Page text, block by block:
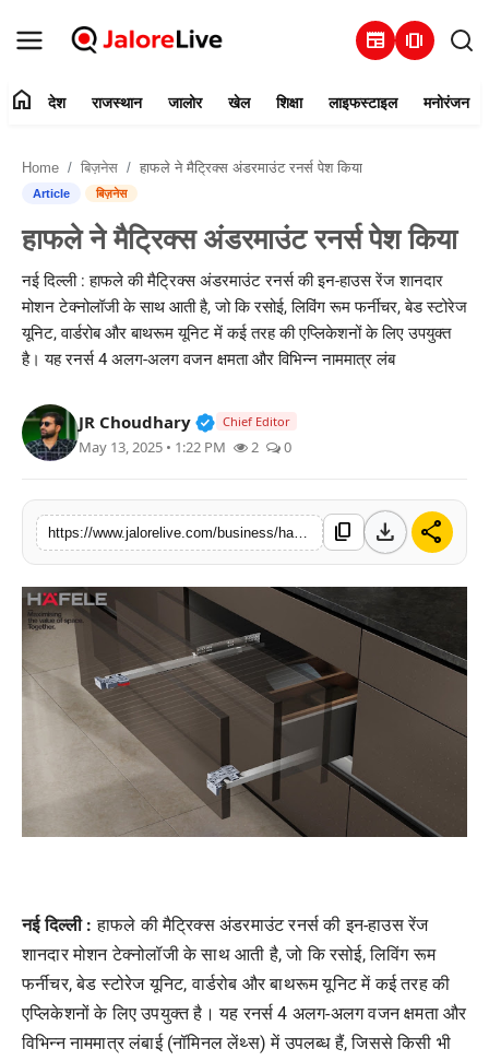
newspaper amp_stories
संपर्क करें
देश
राजस्थान
जालोर
खेल
शिक्षा
लाइफस्टाइल
मनोरंजन
तकनीक
विशेष
home देश राजस्थान जालोर खेल शिक्षा लाइफस्टाइल मनोरंजन
Home बिज़नेस हाफले ने मैट्रिक्स अंडरमाउंट रनर्स पेश किया
Article बिज़नेस
हाफले ने मैट्रिक्स अंडरमाउंट रनर्स पेश किया
नई दिल्ली : हाफले की मैट्रिक्स अंडरमाउंट रनर्स की इन-हाउस रेंज शानदार
मोशन टेक्नोलॉजी के साथ आती है, जो कि रसोई, लिविंग रूम फर्नीचर, बेड स्टोरेज
यूनिट, वार्डरोब और बाथरूम यूनिट में कई तरह की एप्लिकेशनों के लिए उपयुक्त
है। यह रनर्स 4 अलग-अलग वजन क्षमता और विभिन्न नाममात्र लंब
JR Choudhary Verified Public Figure • 30 Mar,
Chief Editor
May 13, 2025 • 1:22 PM 2 0
content_copy download share
नई दिल्ली : हाफले की मैट्रिक्स अंडरमाउंट रनर्स की इन-हाउस रेंज
शानदार मोशन टेक्नोलॉजी के साथ आती है, जो कि रसोई, लिविंग रूम
फर्नीचर, बेड स्टोरेज यूनिट, वार्डरोब और बाथरूम यूनिट में कई तरह की
एप्लिकेशनों के लिए उपयुक्त है। यह रनर्स 4 अलग-अलग वजन क्षमता और
विभिन्न नाममात्र लंबाई (नॉमिनल लेंथ्स) में उपलब्ध हैं, जिससे किसी भी